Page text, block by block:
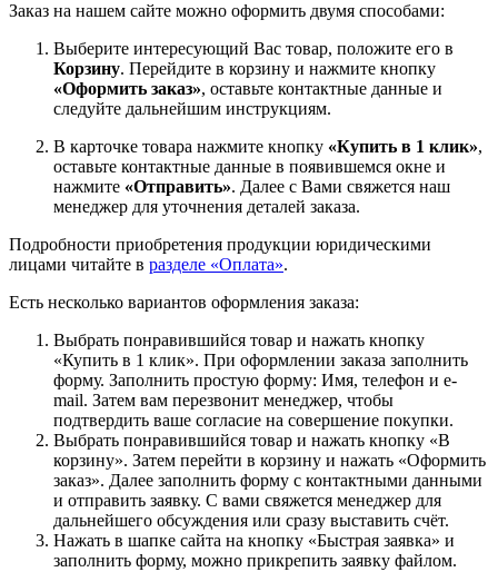
Заказ на нашем сайте можно оформить двумя способами:
Выберите интересующий Вас товар, положите его в
Корзину. Перейдите в корзину и нажмите кнопку
«Оформить заказ», оставьте контактные данные и
следуйте дальнейшим инструкциям.
В карточке товара нажмите кнопку «Купить в 1 клик»,
оставьте контактные данные в появившемся окне и
нажмите «Отправить». Далее с Вами свяжется наш
менеджер для уточнения деталей заказа.
Подробности приобретения продукции юридическими
лицами читайте в разделе «Оплата».
Есть несколько вариантов оформления заказа:
Выбрать понравившийся товар и нажать кнопку
«Купить в 1 клик». При оформлении заказа заполнить
форму. Заполнить простую форму: Имя, телефон и e-
mail. Затем вам перезвонит менеджер, чтобы
подтвердить ваше согласие на совершение покупки.
Выбрать понравившийся товар и нажать кнопку «В
корзину». Затем перейти в корзину и нажать «Оформить
заказ». Далее заполнить форму с контактными данными
и отправить заявку. С вами свяжется менеджер для
дальнейшего обсуждения или сразу выставить счёт.
Нажать в шапке сайта на кнопку «Быстрая заявка» и
заполнить форму, можно прикрепить заявку файлом.